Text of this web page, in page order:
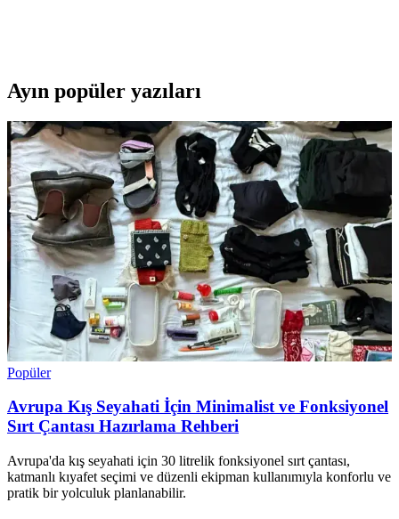
Ayın popüler yazıları
Popüler
Avrupa Kış Seyahati İçin Minimalist ve Fonksiyonel
Sırt Çantası Hazırlama Rehberi
Avrupa'da kış seyahati için 30 litrelik fonksiyonel sırt çantası,
katmanlı kıyafet seçimi ve düzenli ekipman kullanımıyla konforlu ve
pratik bir yolculuk planlanabilir.